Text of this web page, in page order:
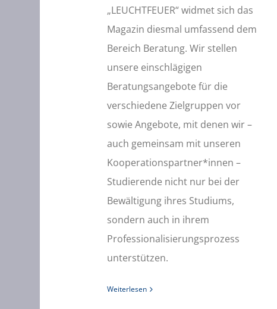
„LEUCHTFEUER“ widmet sich das
Magazin diesmal umfassend dem
Bereich Beratung. Wir stellen
unsere einschlägigen
Beratungsangebote für die
verschiedene Zielgruppen vor
sowie Angebote, mit denen wir –
auch gemeinsam mit unseren
Kooperationspartner*innen –
Studierende nicht nur bei der
Bewältigung ihres Studiums,
sondern auch in ihrem
Professionalisierungsprozess
unterstützen.
Weiterlesen